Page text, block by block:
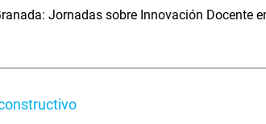
Jornadas sobre Innovación Docente